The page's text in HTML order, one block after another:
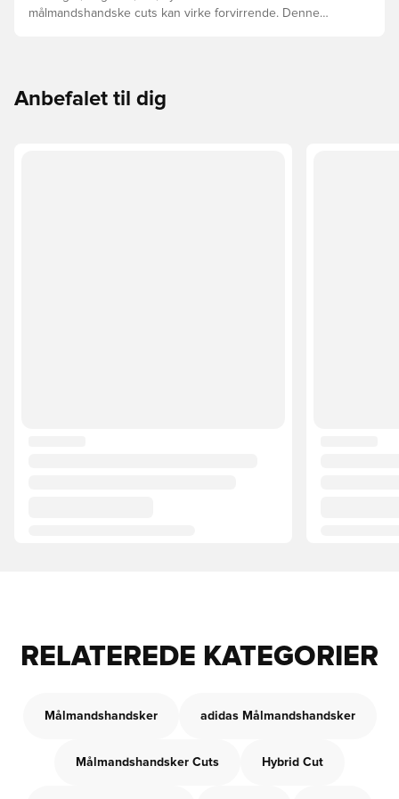
målmandshandske cuts kan virke forvirrende. Denne
Anbefalet til dig
RELATEREDE KATEGORIER
Målmandshandsker adidas Målmandshandsker
Målmandshandsker Cuts Hybrid Cut